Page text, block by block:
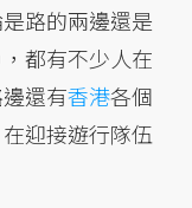
路的兩邊還是
都有不少人在
還有香港各個
迎接遊行隊伍